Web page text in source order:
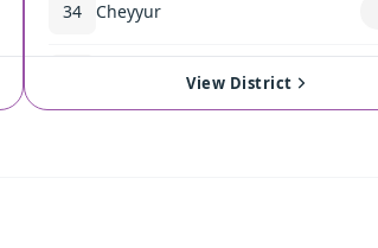
34 Cheyyur
MadurantakamView District